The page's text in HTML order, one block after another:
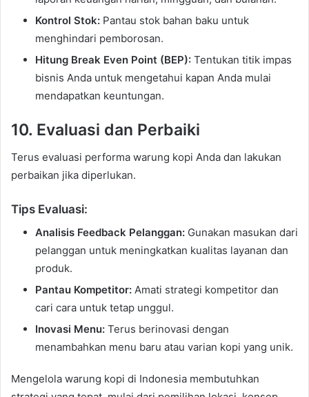
Kontrol Stok: Pantau stok bahan baku untuk
menghindari pemborosan.
Hitung Break Even Point (BEP): Tentukan titik impas
bisnis Anda untuk mengetahui kapan Anda mulai
mendapatkan keuntungan.
10. Evaluasi dan Perbaiki
Terus evaluasi performa warung kopi Anda dan lakukan
perbaikan jika diperlukan.
Tips Evaluasi:
Analisis Feedback Pelanggan: Gunakan masukan dari
pelanggan untuk meningkatkan kualitas layanan dan
produk.
Pantau Kompetitor: Amati strategi kompetitor dan
cari cara untuk tetap unggul.
Inovasi Menu: Terus berinovasi dengan
menambahkan menu baru atau varian kopi yang unik.
Mengelola warung kopi di Indonesia membutuhkan